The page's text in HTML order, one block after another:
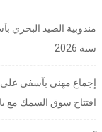
مندوبية الصيد البحري
سنة 2026
إجماع مهني بآسفي على
افتتاح سوق السمك مع